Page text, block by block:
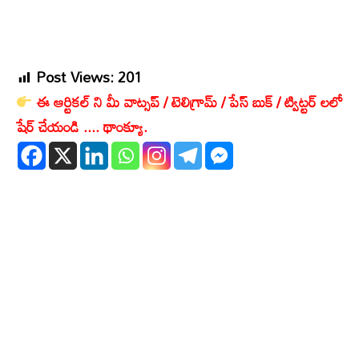
Post Views:201
ఈ ఆర్టికల్ ని మీ వాట్సప్ / టెలిగ్రామ్ / పేస్ బుక్ / ట్విట్టర్ లలో
షేర్ చేయండి .... థాంక్యూ.